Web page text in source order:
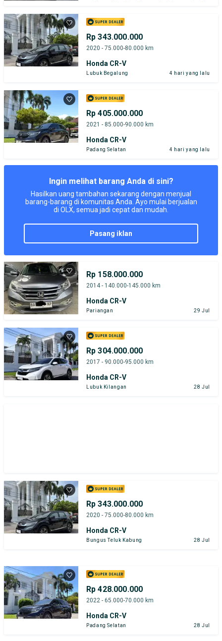
Rp 343.000.000
2020 - 75.000-80.000 km
Honda CR-V
Lubuk Begalung 4 hari yang lalu
Rp 405.000.000
2021 - 85.000-90.000 km
Honda CR-V
Padang Selatan 4 hari yang lalu
Ingin melihat barang Anda di sini?
Hasilkan uang tambahan sekarang dengan menjual
barang-barang di komunitas Anda. Ayo mulai berjualan
di OLX, semua jadi cepat dan mudah.
pasang iklan
Rp 158.000.000
2014 - 140.000-145.000 km
Honda CR-V
Pariangan 29 Jul
Rp 304.000.000
2017 - 90.000-95.000 km
Honda CR-V
Lubuk Kilangan 28 Jul
Rp 343.000.000
2020 - 75.000-80.000 km
Honda CR-V
Bungus Teluk Kabung 28 Jul
Rp 428.000.000
2022 - 65.000-70.000 km
Honda CR-V
Padang Selatan 28 Jul